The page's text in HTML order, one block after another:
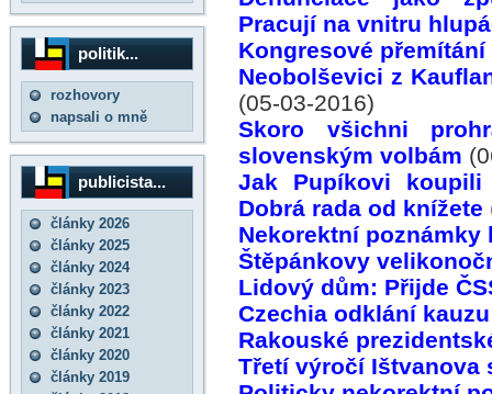
politik...
rozhovory
napsali o mně
publicista...
články 2026
články 2025
články 2024
články 2023
články 2022
články 2021
články 2020
články 2019
Pracují na vnitru
Kongresové přemítání
Neobolševici z
(05-03-2016)
Skoro všichni
slovenským volbám
Jak Pupíkovi
Dobrá rada od knížete
Nekorektní
Štěpánkovy
Lidový dům: Přijde
Czechia odklání
Rakouské
Třetí výročí Ištvanova